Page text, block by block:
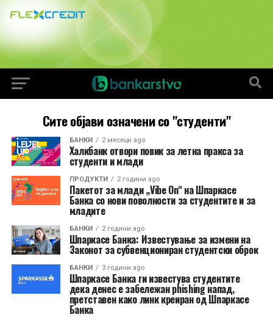
Сите објави означени со "студенти"
БАНКИ 2 месеци ago
Халкбанк отвори повик за летна пракса за
студенти и млади
ПРОДУКТИ 2 години ago
Пакетот за млади „Vibe On“ на Шпаркасе
Банка со нови поволности за студентите и за
младите
БАНКИ 2 години ago
Шпаркасе Банка: Известување за измени на
Законот за субвенциониран студентски оброк
БАНКИ 3 години ago
Шпаркасе Банка ги известува студентите
дека денес е забележан phishing напад,
претставен како линк креиран од Шпаркасе
Банка